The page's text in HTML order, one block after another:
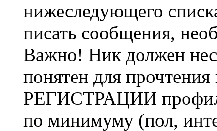
нижеследующего
писать сообщения,
Важно! Ник должен
понятен для
РЕГИСТРАЦИИ профиль
по минимуму (пол,